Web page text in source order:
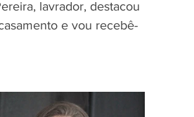
lavrador, destacou
e vou recebê-